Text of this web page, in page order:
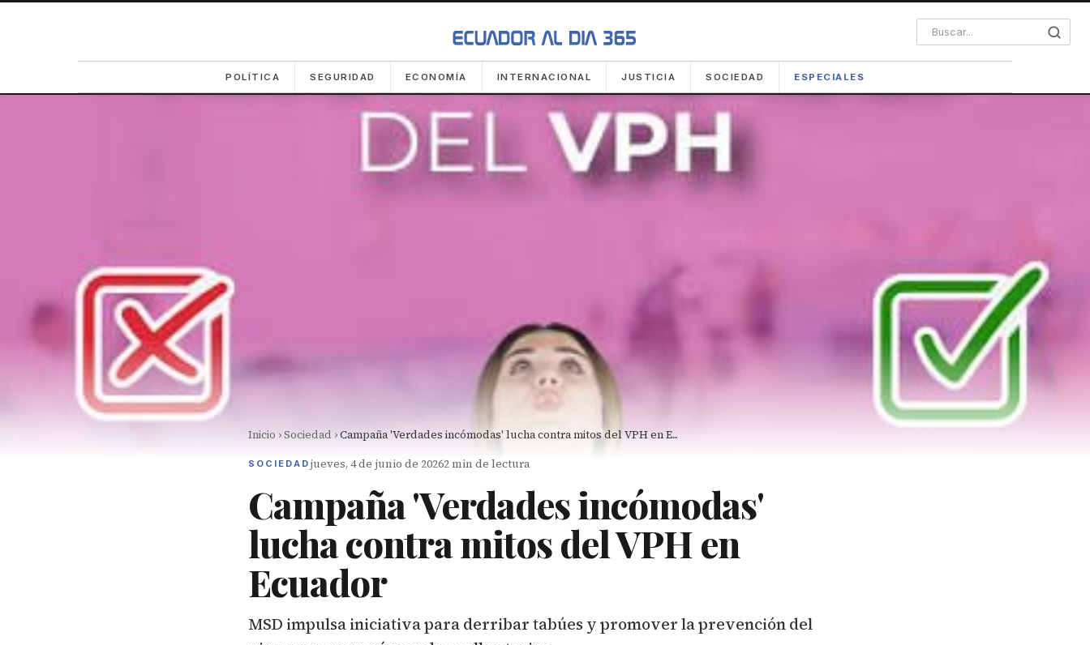
POLÍTICA SEGURIDAD ECONOMÍA INTERNACIONAL JUSTICIA SOCIEDAD ESPECIALES
Inicio ›Sociedad ›Campaña 'Verdades incómodas' lucha contra mitos del VPH en E...
SOCIEDAD jueves, 4 de junio de 20262 min de lectura
Campaña 'Verdades incómodas'
lucha contra mitos del VPH en
Ecuador
MSD impulsa iniciativa para derribar tabúes y promover la prevención del